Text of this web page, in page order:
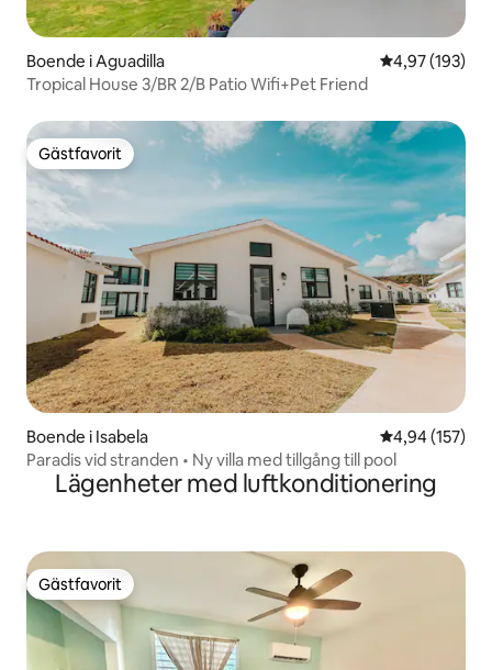
Boende i Aguadilla 4,97 av 5 i
4,97 (193)
Tropical House 3/BR 2/B Patio Wifi+Pet Friend
Gästfavorit
Gästfavorit
Boende i Isabela 4,94 av 5 i
4,94 (157)
Paradis vid stranden • Ny villa med tillgång till pool
Lägenheter med luftkonditionering
Gästfavorit
Gästfavorit